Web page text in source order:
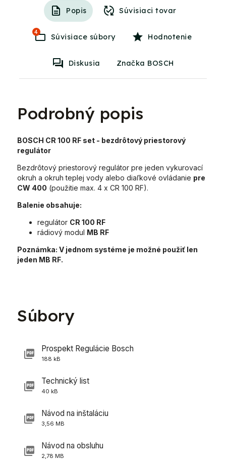
Popis Súvisiaci tovar
4
Súvisiace súbory Hodnotenie
Diskusia Značka BOSCH
Podrobný popis
BOSCH CR 100 RF set - bezdrôtový priestorový
regulátor
Bezdrôtový priestorový regulátor pre jeden vykurovací
okruh a okruh teplej vody alebo diaľkové ovládanie pre
CW 400 (použitie max. 4 x CR 100 RF).
Balenie obsahuje:
regulátor CR 100 RF
rádiový modul MB RF
Poznámka: V jednom systéme je možné použiť len
jeden MB RF.
Súbory
Prospekt Regulácie Bosch
188 kB
Technický list
40 kB
Návod na inštaláciu
3,56 MB
Návod na obsluhu
2,78 MB